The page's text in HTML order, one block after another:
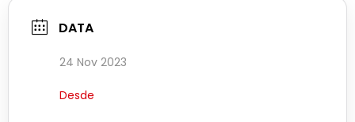
DATA
24 Nov 2023
Desde